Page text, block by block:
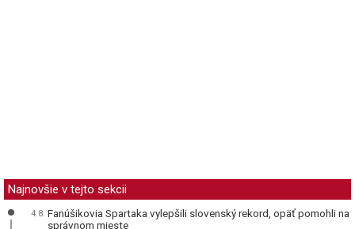
Najnovšie v tejto sekcii
4.8. Fanúšikovia Spartaka vylepšili slovenský rekord, opäť pomohli na
správnom mieste